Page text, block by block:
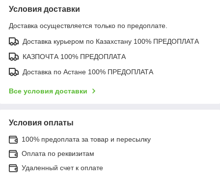
Условия доставки
Доставка осуществляется только по предоплате.
Доставка курьером по Казахстану 100% ПРЕДОПЛАТА
КАЗПОЧТА 100% ПРЕДОПЛАТА
Доставка по Астане 100% ПРЕДОПЛАТА
Все условия доставки
Условия оплаты
100% предоплата за товар и пересылку
Оплата по реквизитам
Удаленный счет к оплате